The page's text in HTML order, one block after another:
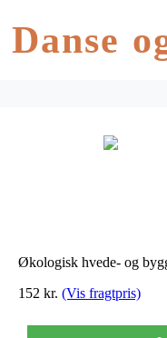
Danse
Økologisk hvede- og
152 kr. (Vis fragtpris)